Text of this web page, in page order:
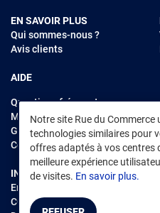
Notre site Rue du Commerce
technologies similaires pour
offres adaptés à vos centres
meilleure expérience
de visites. En savoir plus.
EN SAVOIR PLUS
Qui sommes-nous ?
Avis clients
AIDE
Questions fréquentes
Modes de règlements
Garantie et retours
Contacter Rue du Commerce
INFORMATIONS LÉGALES
Environnement
CGV /CGU Marketplace